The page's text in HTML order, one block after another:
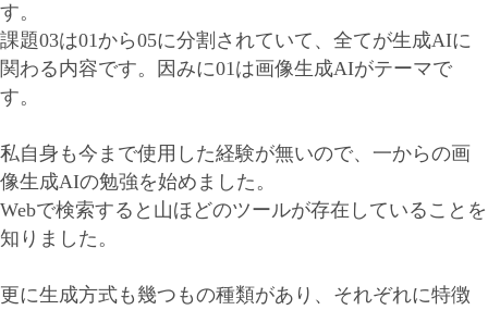
す。
課題03は01から05に分割されていて、全てが生成AIに
関わる内容です。因みに01は画像生成AIがテーマで
す。
私自身も今まで使用した経験が無いので、一からの画
像生成AIの勉強を始めました。
Webで検索すると山ほどのツールが存在していることを
知りました。
更に生成方式も幾つもの種類があり、それぞれに特徴